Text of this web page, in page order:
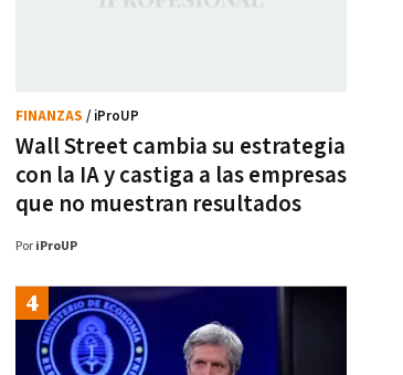
Wall Street cambia su estrategia
con la IA y castiga a las empresas
que no muestran resultados
FINANZAS / iProUP
Por iProUP